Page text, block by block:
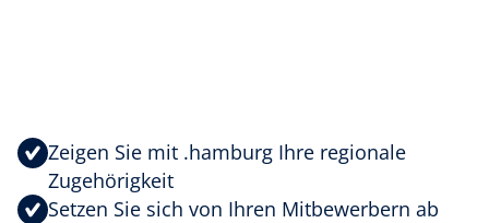
Zeigen Sie mit .hamburg Ihre regionale
Zugehörigkeit
Setzen Sie sich von Ihren Mitbewerbern ab